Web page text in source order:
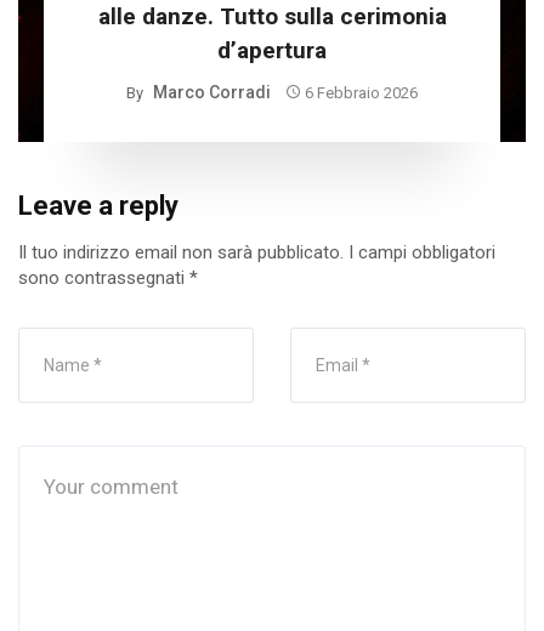
alle danze. Tutto sulla cerimonia
d’apertura
By Marco Corradi 6 Febbraio 2026
Leave a reply
Il tuo indirizzo email non sarà pubblicato. I campi obbligatori
sono contrassegnati *